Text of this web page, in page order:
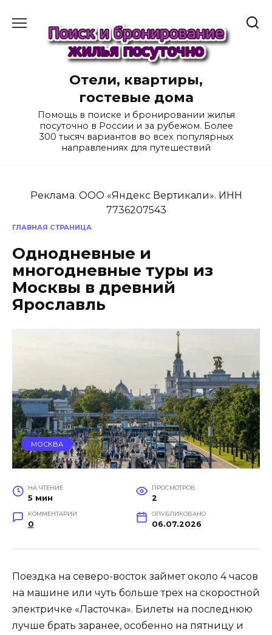
содержанию
Отели, квартиры,
гостевые дома
Помощь в поиске и бронировании жилья
посуточно в России и за рубежом. Более
300 тысяч вариантов во всех популярных
направлениях для путешествий
Реклама. ООО «Яндекс Вертикали». ИНН
7736207543
ГЛАВНАЯ СТРАНИЦА
Однодневные и
многодневные туры из
Москвы в древний
Ярославль
МОСКВА
НА ЧТЕНИЕ
5 мин
ПРОСМОТРОВ
2
КОММЕНТАРИИ
0
ОПУБЛИКОВАНО
06.07.2026
Поездка на северо-восток займет около 4 часов
на машине или чуть больше трех на скоростной
электричке «Ласточка». Билеты на последнюю
лучше брать заранее, особенно на пятницу и